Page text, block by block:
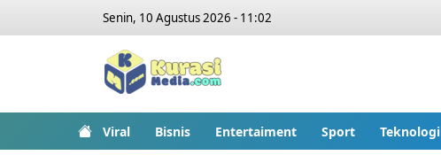
Senin, 10 Agustus 2026 - 11:02
Viral Bisnis Entertaiment Sport Teknologi